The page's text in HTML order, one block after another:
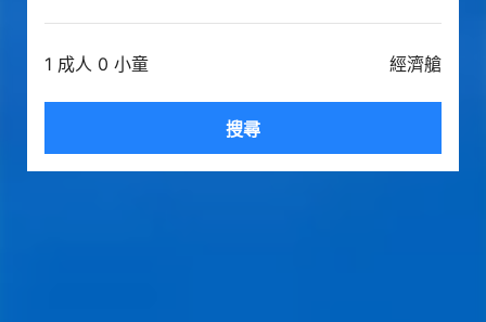
1 成人 0 小童 經濟艙
搜尋